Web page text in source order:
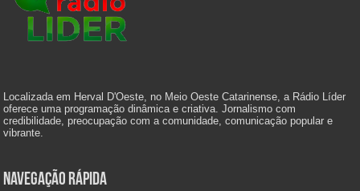
Localizada em Herval D'Oeste, no Meio Oeste Catarinense, a Rádio Líder
oferece uma programação dinâmica e criativa. Jornalismo com
credibilidade, preocupação com a comunidade, comunicação popular e
vibrante.
Navegação Rápida